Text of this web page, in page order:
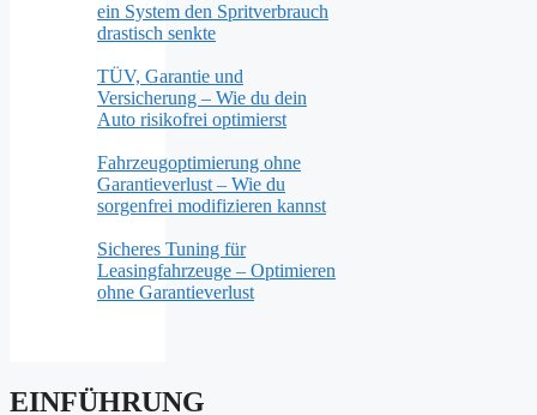
ein System den Spritverbrauch
drastisch senkte
TÜV, Garantie und
Versicherung – Wie du dein
Auto risikofrei optimierst
Fahrzeugoptimierung ohne
Garantieverlust – Wie du
sorgenfrei modifizieren kannst
Sicheres Tuning für
Leasingfahrzeuge – Optimieren
ohne Garantieverlust
EINFÜHRUNG